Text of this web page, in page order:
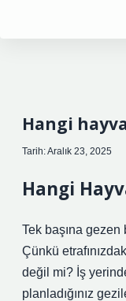
Hangi
Tarih: Aralık 23, 2025
Hangi
Tek başına
Çünkü
değil mi? İş
planladığınız